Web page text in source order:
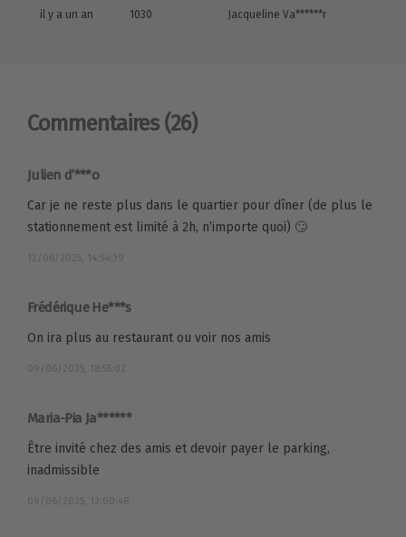
il y a un an 1030 Jacqueline Va******r
Commentaires (26)
Julien d’***o
Car je ne reste plus dans le quartier pour dîner (de plus le
stationnement est limité à 2h, n’importe quoi) 🙄
12/06/2025, 14:54:39
Frédérique He***s
On ira plus au restaurant ou voir nos amis
09/06/2025, 18:55:02
Maria-Pia Ja******
Être invité chez des amis et devoir payer le parking,
inadmissible
09/06/2025, 12:00:48